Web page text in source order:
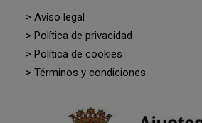
> Aviso legal
> Política de privacidad
> Política de cookies
> Términos y condiciones